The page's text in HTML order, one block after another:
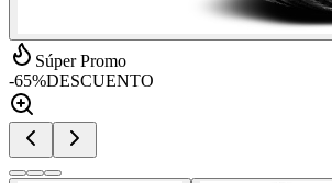
Súper Promo
-65%DESCUENTO